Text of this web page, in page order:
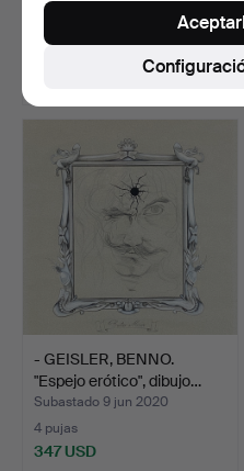
KÜNSTLER -. Estudio de
desnu…
- GEISLER, BENNO.
"Espejo erótico", dibujo…
Subastado 9 jun 2020
4 pujas
347 USD